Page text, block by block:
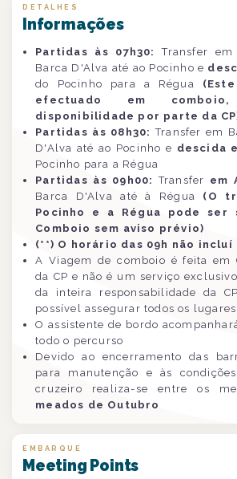
DETALHES
Informações
Partidas às 07h30:
Transfer em
Barca D'Alva até ao Pocinho e
do Pocinho para a Régua (
efectuado em
disponibilidade por parte da CP
Partidas às 08h30: Transfer em
D'Alva até ao Pocinho e descida
Pocinho para a Régua
Partidas às 09h00: Transfer em
Barca D'Alva até à Régua (O
Pocinho e a Régua pode ser
Comboio sem aviso prévio)
(**) O horário das 09h não incluí
A Viagem de comboio é feita em
da CP e não é um serviço
da inteira responsabilidade da
possível assegurar todos os
O assistente de bordo
todo o percurso
Devido ao encerramento das
para manutenção e às
cruzeiro realiza-se entre os
meados de Outubro
EMBARQUE
Meeting Points